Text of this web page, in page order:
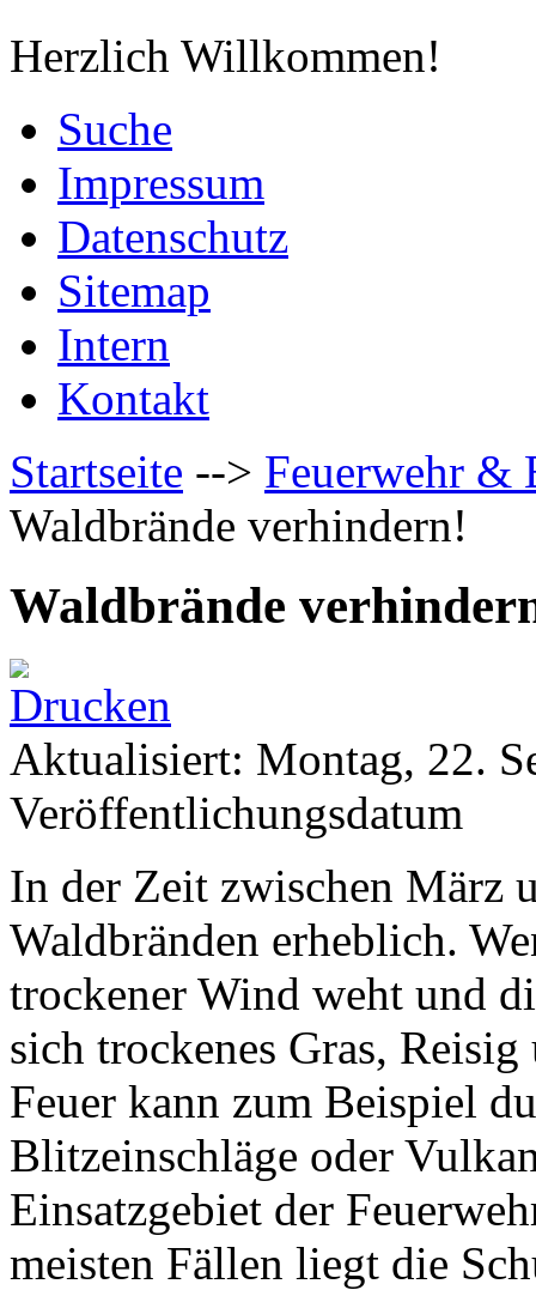
Herzlich Willkommen!
Suche
Impressum
Datenschutz
Sitemap
Intern
Kontakt
Startseite --> Feuerwehr &
Waldbrände verhindern!
Waldbrände
Aktualisiert: Montag, 22.
Veröffentlichungsdatum
In der Zeit zwischen März
Waldbränden erheblich.
trockener Wind weht und
sich trockenes Gras,
Feuer kann zum Beispiel
Blitzeinschläge oder
Einsatzgebiet der
meisten Fällen liegt die